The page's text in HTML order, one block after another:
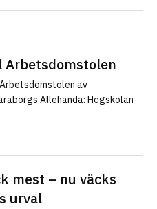
Arbetsdomstolen
av
Allehanda: Högskolan
mest – nu väcks
urval